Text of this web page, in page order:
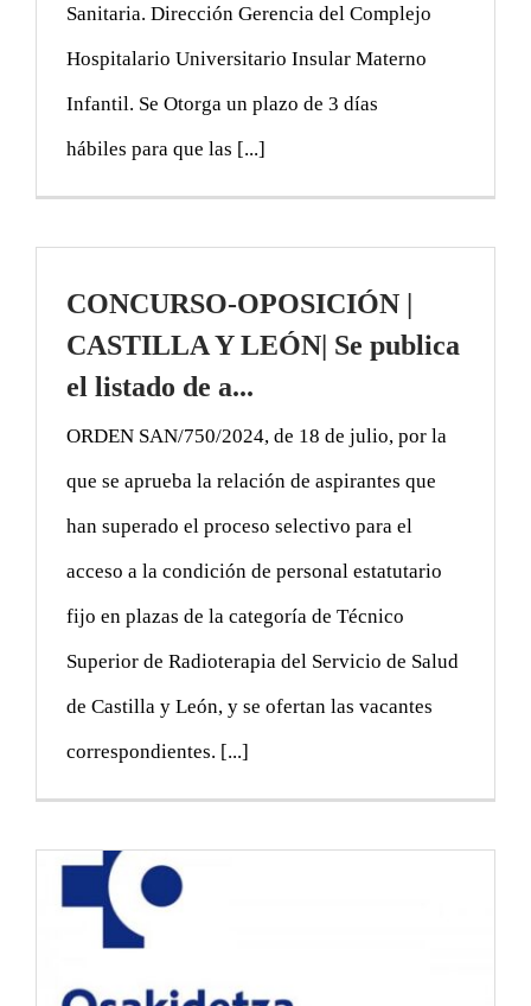
Sanitaria. Dirección Gerencia del Complejo
Hospitalario Universitario Insular Materno
Infantil. Se Otorga un plazo de 3 días
hábiles para que las [...]
CONCURSO-OPOSICIÓN |
CASTILLA Y LEÓN| Se publica
el listado de a...
ORDEN SAN/750/2024, de 18 de julio, por la
que se aprueba la relación de aspirantes que
han superado el proceso selectivo para el
acceso a la condición de personal estatutario
fijo en plazas de la categoría de Técnico
Superior de Radioterapia del Servicio de Salud
de Castilla y León, y se ofertan las vacantes
correspondientes. [...]